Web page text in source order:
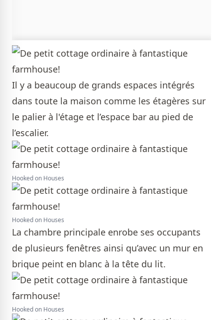
Il y a beaucoup de grands espaces intégrés
dans toute la maison comme les étagères sur
le palier à l'étage et l’espace bar au pied de
l’escalier.
Hooked on Houses
Hooked on Houses
La chambre principale enrobe ses occupants
de plusieurs fenêtres ainsi qu’avec un mur en
brique peint en blanc à la tête du lit.
Hooked on Houses